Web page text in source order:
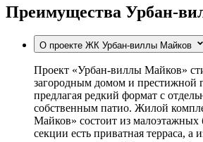
Преимущества Урбан-
О проекте ЖК Урбан-виллы Майков
Проект «Урбан-виллы Майков»
загородным домом и престижной
предлагая редкий формат с
собственным патио. Жилой
Майков» состоит из малоэтажных
секции есть приватная терраса, а